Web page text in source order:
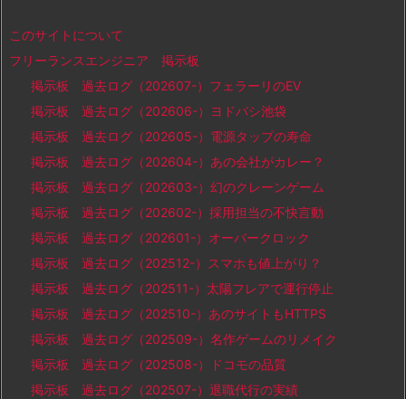
このサイトについて
フリーランスエンジニア 掲示板
掲示板 過去ログ（202607-）フェラーリのEV
掲示板 過去ログ（202606-）ヨドバシ池袋
掲示板 過去ログ（202605-）電源タップの寿命
掲示板 過去ログ（202604-）あの会社がカレー？
掲示板 過去ログ（202603-）幻のクレーンゲーム
掲示板 過去ログ（202602-）採用担当の不快言動
掲示板 過去ログ（202601-）オーバークロック
掲示板 過去ログ（202512-）スマホも値上がり？
掲示板 過去ログ（202511-）太陽フレアで運行停止
掲示板 過去ログ（202510-）あのサイトもHTTPS
掲示板 過去ログ（202509-）名作ゲームのリメイク
掲示板 過去ログ（202508-）ドコモの品質
掲示板 過去ログ（202507-）退職代行の実績